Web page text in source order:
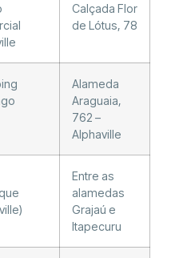
Calçada Flor
de Lótus, 78
Alameda
Araguaia,
762 –
Alphaville
Entre as
alamedas
Grajaú e
Itapecuru